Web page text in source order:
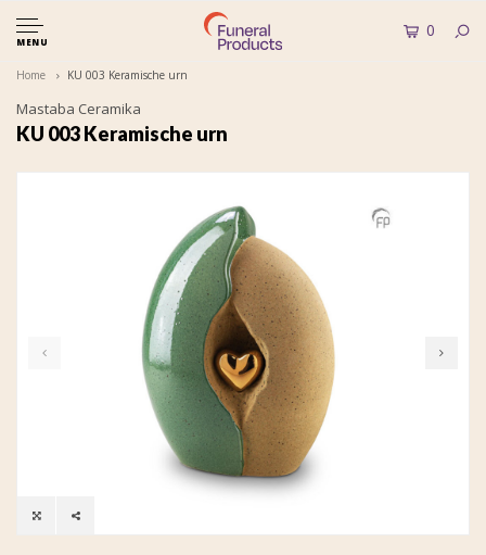
MENU
0
Home KU 003 Keramische urn
Mastaba Ceramika
KU 003 Keramische urn